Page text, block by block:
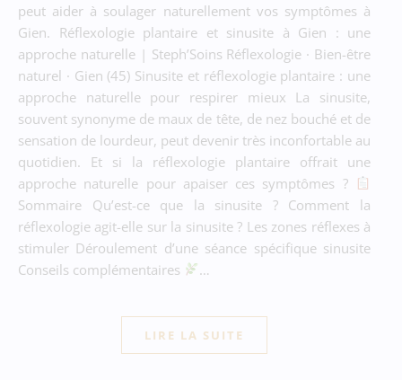
peut aider à soulager naturellement vos symptômes à
Gien. Réflexologie plantaire et sinusite à Gien : une
approche naturelle | Steph’Soins Réflexologie · Bien-être
naturel · Gien (45) Sinusite et réflexologie plantaire : une
approche naturelle pour respirer mieux La sinusite,
souvent synonyme de maux de tête, de nez bouché et de
sensation de lourdeur, peut devenir très inconfortable au
quotidien. Et si la réflexologie plantaire offrait une
approche naturelle pour apaiser ces symptômes ?
Sommaire Qu’est-ce que la sinusite ? Comment la
réflexologie agit-elle sur la sinusite ? Les zones réflexes à
stimuler Déroulement d’une séance spécifique sinusite
Conseils complémentaires
…
LIRE LA SUITE